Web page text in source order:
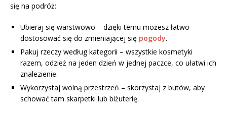
się na podróż:
Ubieraj się warstwowo – dzięki temu możesz łatwo
dostosować się do zmieniającej się pogody.
Pakuj rzeczy według kategorii – wszystkie kosmetyki
razem, odzież na jeden dzień w jednej paczce, co ułatwi ich
znalezienie.
Wykorzystaj wolną przestrzeń – skorzystaj z butów, aby
schować tam skarpetki lub biżuterię.